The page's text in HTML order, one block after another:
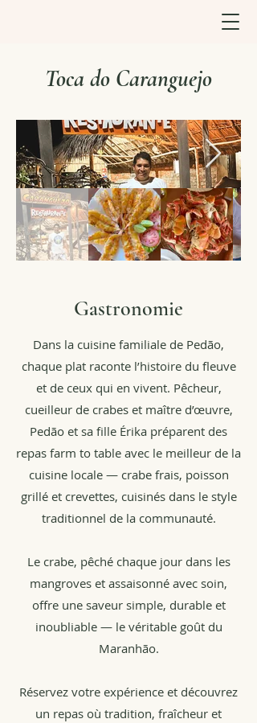
Toca do Caranguejo
Gastronomie
Dans la cuisine familiale de Pedão,
chaque plat raconte l’histoire du fleuve
et de ceux qui en vivent. Pêcheur,
cueilleur de crabes et maître d’œuvre,
Pedão et sa fille Érika préparent des
repas farm to table avec le meilleur de la
cuisine locale — crabe frais, poisson
grillé et crevettes, cuisinés dans le style
traditionnel de la communauté.
Le crabe, pêché chaque jour dans les
mangroves et assaisonné avec soin,
offre une saveur simple, durable et
inoubliable — le véritable goût du
Maranhão.
Réservez votre expérience et découvrez
un repas où tradition, fraîcheur et